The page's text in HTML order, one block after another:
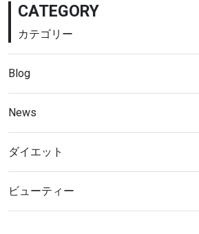
CATEGORY
カテゴリー
Blog
News
ダイエット
ビューティー